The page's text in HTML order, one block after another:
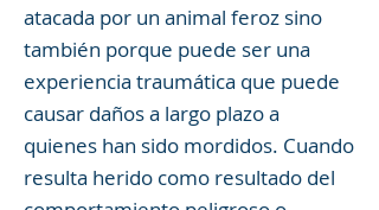
atacada por un animal feroz sino
también porque puede ser una
experiencia traumática que puede
causar daños a largo plazo a
quienes han sido mordidos. Cuando
resulta herido como resultado del